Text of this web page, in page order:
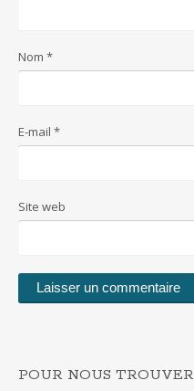
Nom *
E-mail *
Site web
POUR NOUS TROUVER